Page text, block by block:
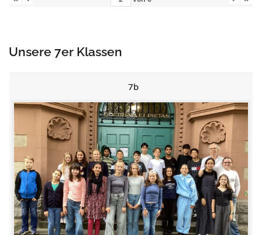
Unsere 7er Klassen
7b